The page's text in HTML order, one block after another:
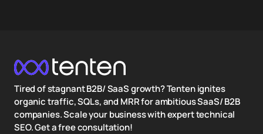
Tired of stagnant B2B/ SaaS growth? Tenten ignites
organic traffic, SQLs, and MRR for ambitious SaaS/ B2B
companies. Scale your business with expert technical
SEO. Get a free consultation!